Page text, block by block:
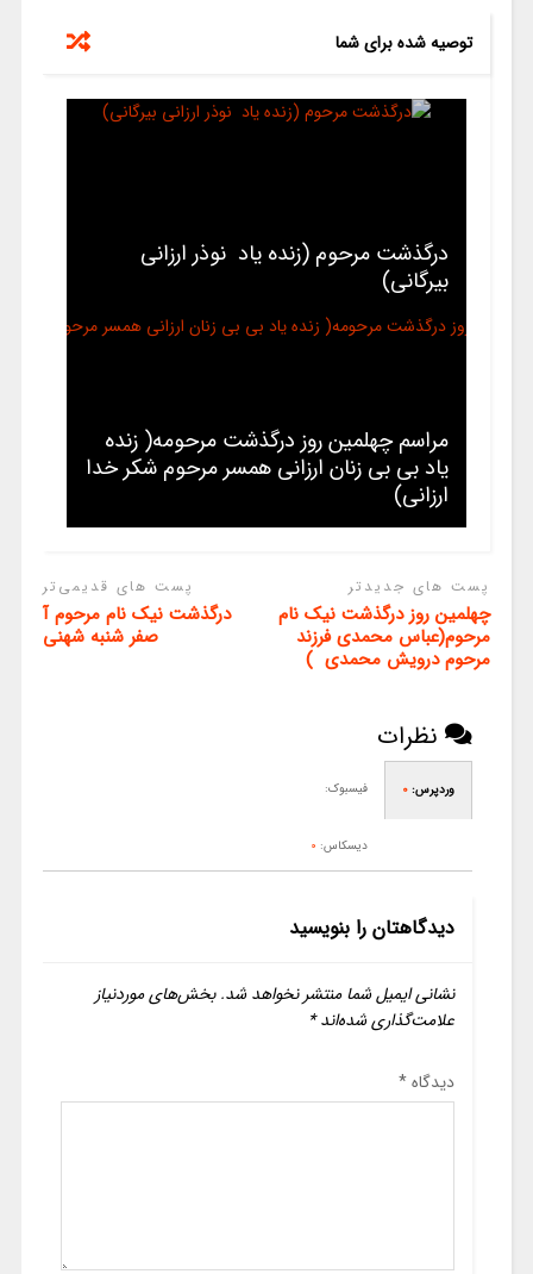
توصیه شده برای شما
درگذشت مرحوم (زنده یاد نوذر ارزانی
بیرگانی)
مراسم چهلمین روز درگذشت مرحومه( زنده
یاد بی بی زنان ارزانی همسر مرحوم شکر خدا
ارزانی)
پست های جدیدتر
چهلمین روز درگذشت نیک نام
مرحوم(عباس محمدی فرزند
مرحوم درویش محمدی )
پست های قدیمی‌تر
درگذشت نیک نام مرحوم آ
صفر شنبه شهنی
نظرات
وردپرس: 0 فیسبوک:
دیسکاس: 0
دیدگاهتان را بنویسید
نشانی ایمیل شما منتشر نخواهد شد. بخش‌های موردنیاز
علامت‌گذاری شده‌اند*
دیدگاه*